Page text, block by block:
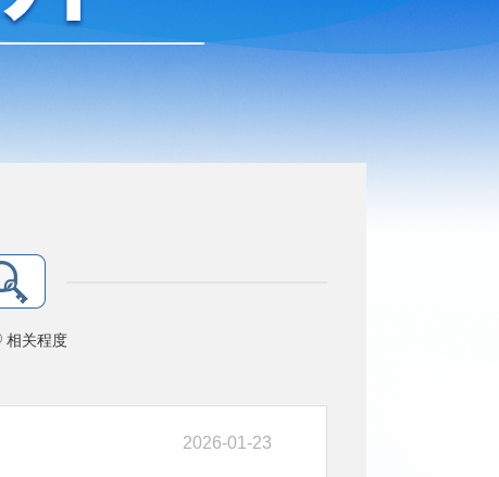
相关程度
2026-01-23